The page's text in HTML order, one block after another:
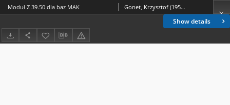
Show details
Moduł Z 39.50 dla baz MAK Gonet, Krzysztof (1957- )